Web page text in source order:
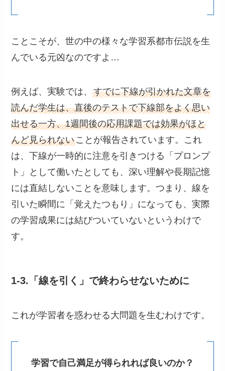
ことこそが、世の中の様々な学習系都市伝説を生
んでいる元凶なのですよ…
例えば、実験では、すでに下線が引かれた文章を
読んだ学生は、直後のテストで下線部をよく思い
出せる一方、1週間後の応用課題では効果がほと
んど見られないことが報告されています。これ
は、下線が一時的に注意を引きつける「プロンプ
ト」として働いたとしても、深い理解や長期記憶
には直結しないことを意味します。つまり、線を
引いた瞬間に「覚えたつもり」になっても、実際
の学習成果には結びついていないというわけで
す。
1-3.「線を引く」で終わらせないために
これが学習者を惑わせる大問題を生むわけです。
学習で自己満足が得られれば良いのか？